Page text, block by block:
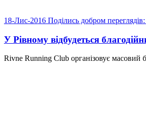
18-Лис-2016 Поділись добром
У Рівному відбудеться
Rivne Running Club організовує